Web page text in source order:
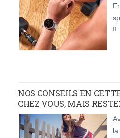
!!
NOS CONSEILS EN
CHEZ VOUS, MAIS